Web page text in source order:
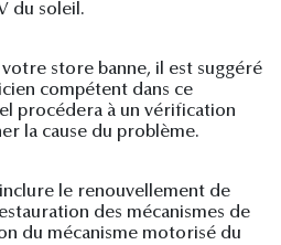
du soleil.
votre store banne, il est suggéré
compétent dans ce
procédera à un vérification
la cause du problème.
le renouvellement de
des mécanismes de
du mécanisme motorisé du